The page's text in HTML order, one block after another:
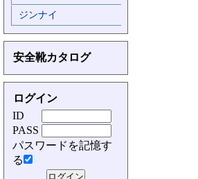
ジンナイ
安全靴カタログ
ログイン
ID
PASS
パスワードを記憶す
る